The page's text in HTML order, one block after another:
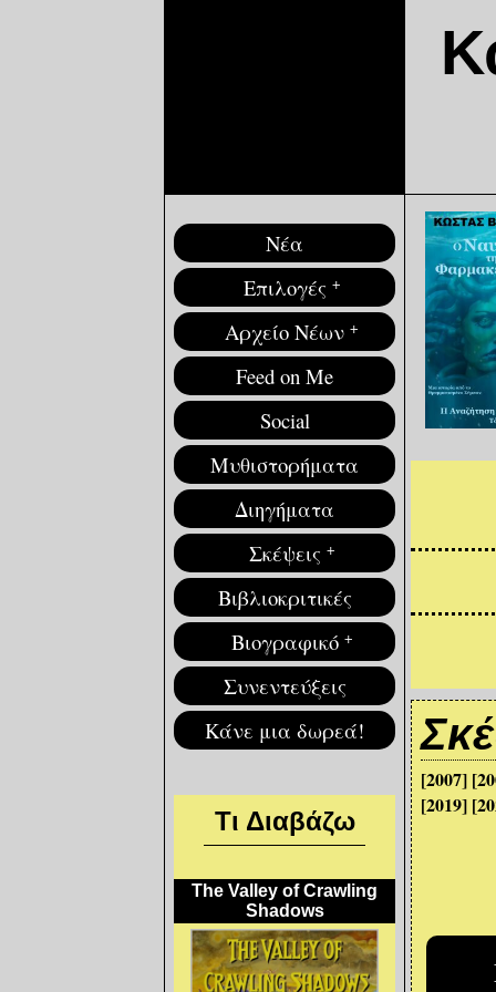
Νέα
Επιλογές +
Αρχείο Νέων +
Feed on Me
Social
Μυθιστορήματα
Διηγήματα
Σκέψεις +
Βιβλιοκριτικές
Βιογραφικό +
Συνεντεύξεις
Κάνε μια δωρεά!
Τι Διαβάζω
The Valley of Crawling
Shadows
[2007]
[2019]